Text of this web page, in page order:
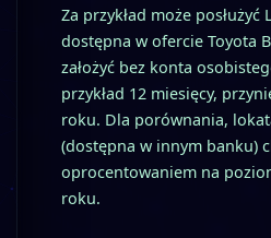
Za przykład może posłużyć
dostępna w ofercie Toyota
założyć bez konta
przykład 12 miesięcy,
roku. Dla porównania,
(dostępna w innym banku)
oprocentowaniem na
roku.